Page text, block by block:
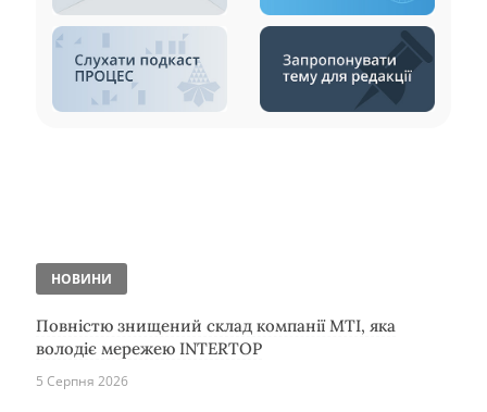
НОВИНИ
Повністю знищений склад компанії MTI, яка
володіє мережею INTERTOP
5 Серпня 2026